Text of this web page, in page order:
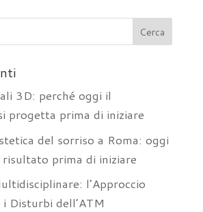
3D: perché oggi il
progetta prima di iniziare
del sorriso a Roma: oggi
prima di iniziare
l’Approccio
Disturbi dell’ATM